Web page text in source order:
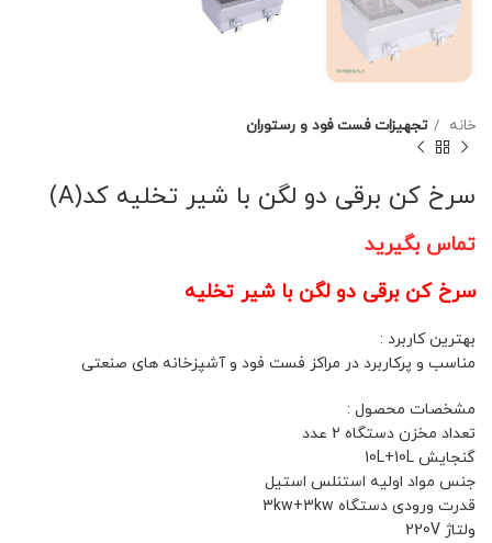
خانه تجهیزات فست فود و رستوران
سرخ کن برقی دو لگن با شیر تخلیه کد(A)
تماس بگیرید
سرخ کن برقی دو لگن با شیر تخلیه
بهترین کاربرد :
مناسب و پرکاربرد در مراکز فست فود و آشپزخانه های صنعتی
مشخصات محصول :
تعداد مخزن دستگاه 2 عدد
گنجایش 10L+10L
جنس مواد اولیه استنلس استیل
قدرت ورودی دستگاه 3kw+3kw
ولتاژ 220V